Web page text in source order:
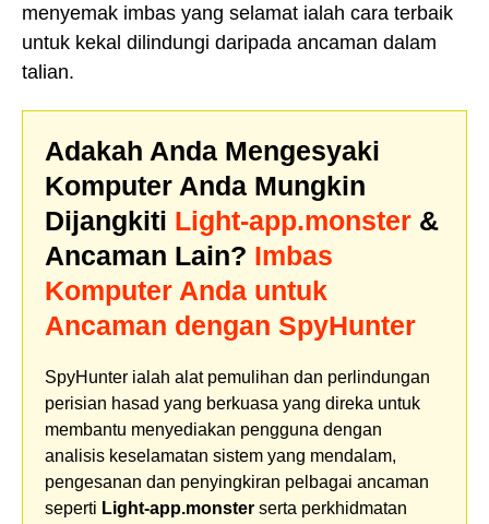
menyemak imbas yang selamat ialah cara terbaik
untuk kekal dilindungi daripada ancaman dalam
talian.
Adakah Anda Mengesyaki
Komputer Anda Mungkin
Dijangkiti Light-app.monster &
Ancaman Lain? Imbas
Komputer Anda untuk
Ancaman dengan SpyHunter
SpyHunter ialah alat pemulihan dan perlindungan
perisian hasad yang berkuasa yang direka untuk
membantu menyediakan pengguna dengan
analisis keselamatan sistem yang mendalam,
pengesanan dan penyingkiran pelbagai ancaman
seperti Light-app.monster serta perkhidmatan